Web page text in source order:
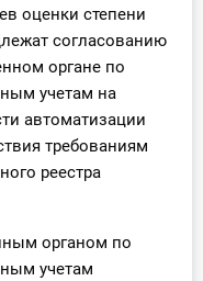
оценки степени
согласованию
органе по
учетам на
автоматизации
требованиям
реестра
органом по
учетам